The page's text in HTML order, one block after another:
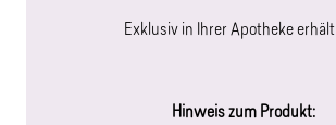
Exklusiv in Ihrer Apotheke
Hinweis zum Produkt: